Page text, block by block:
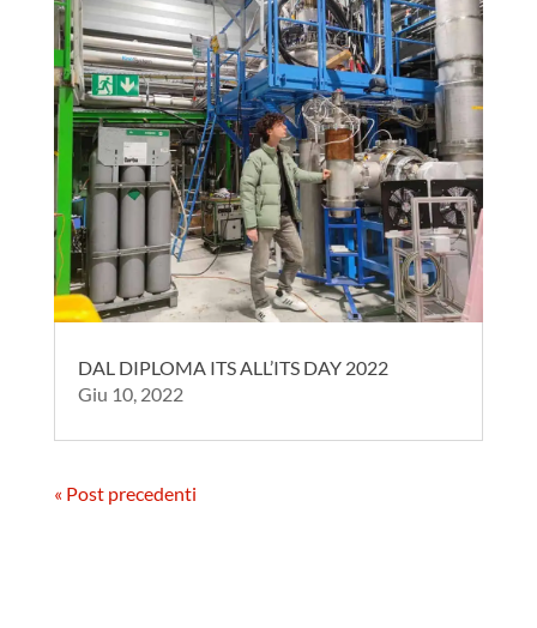
DAL DIPLOMA ITS ALL’ITS DAY 2022
Giu 10, 2022
« Post precedenti